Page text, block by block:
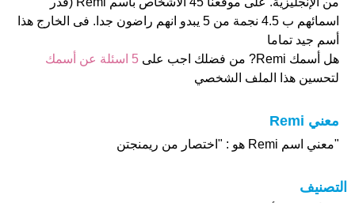
اسمائهم ب 4.5 نجمة من 5 يبدو انهم راضون جدا. فى الخارج هذا
أسم جيد تماما
هل أسمك Remi? من فضلك اجب على
5 اسئلة عن أسمك
لتحسين هذا الملف الشخصي
معني Remi
"معني اسم Remi هو : "اختصار من ريمنجتن
التصنيف